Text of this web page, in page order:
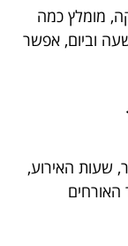
מומלץ כמה
וביום, אפשר
שעות האירוע,
האורחים